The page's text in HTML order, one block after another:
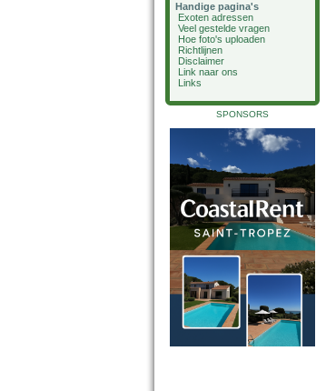
Handige pagina's
Exoten adressen
Veel gestelde vragen
Hoe foto's uploaden
Richtlijnen
Disclaimer
Link naar ons
Links
SPONSORS